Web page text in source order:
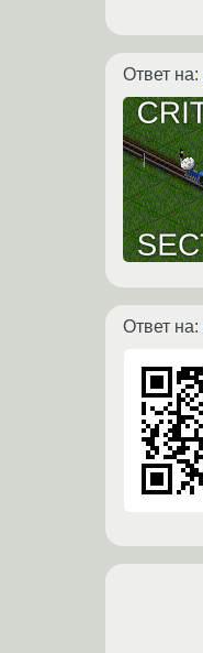
Ответ на:
Ответ на: